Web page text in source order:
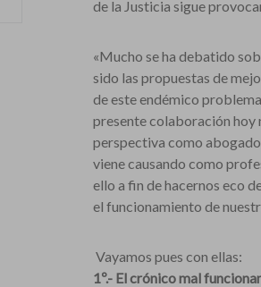
de la Justicia sigue
«Mucho se ha debatido
sido las propuestas de
de este endémico
presente colaboración hoy
perspectiva como
viene causando como
ello a fin de hacernos eco
el funcionamiento de
Vayamos pues con ellas:
1º.- El crónico mal